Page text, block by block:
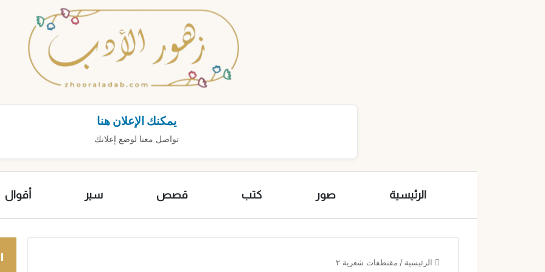
يمكنك الإعلان هنا
تواصل معنا لوضع إعلانك
الرئيسية صور كتب قصص سير أقوال
الرئيسية / مقتطفات شعرية ٢